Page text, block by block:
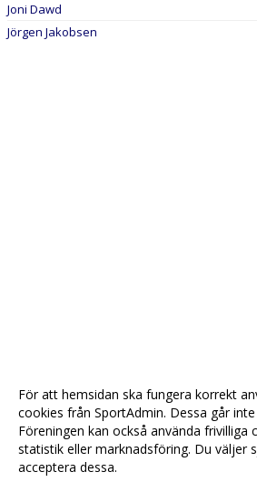
Joni Dawd
Jörgen Jakobsen
För att hemsidan ska fungera korrekt
cookies från SportAdmin. Dessa går
Föreningen kan också använda frivilliga
statistik eller marknadsföring. Du väljer
acceptera dessa.